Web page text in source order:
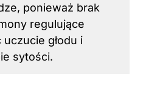
ponieważ brak
regulujące
głodu i
sytości.